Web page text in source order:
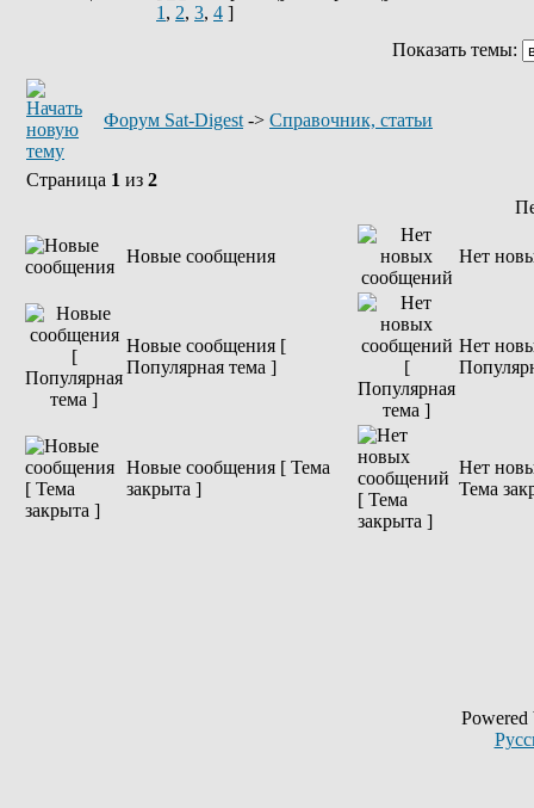
1 , 2, 3, 4 ]
Показать темы:
Форум Sat-Digest -> Справочник, статьи
Страница 1 из 2
Новые сообщения Нет
Новые сообщения [
Популярная тема ]
Нет
Новые сообщения [ Тема
закрыта ]
Нет
Тема